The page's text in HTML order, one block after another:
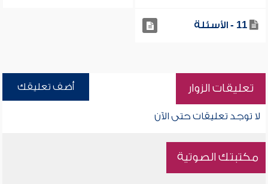
11 - الأسئلة
تعليقات الزوار أضف تعليقك
لا توجد تعليقات حتى الآن
مكتبتك الصوتية